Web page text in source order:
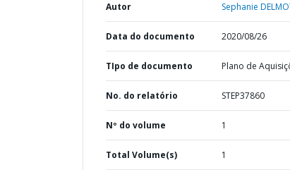
Autor Sephanie
Data do documento 2020/08/26
TIpo de documento Plano de
No. do relatório STEP37860
Nº do volume 1
Total Volume(s) 1